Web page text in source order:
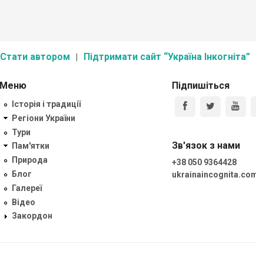
Стати автором Підтримати сайт “Україна Інкогніта”
Меню
Історія і традиції
Регіони України
Тури
Пам'ятки
Природа
Блог
Галереї
Відео
Закордон
Підпишіться
Зв'язок з нами
+38 050 9364428